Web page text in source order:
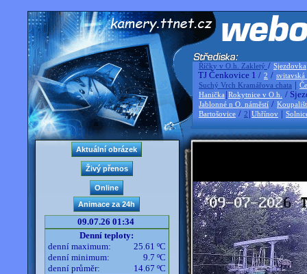
Říčky v O.h. Zakletý / Sjezdovka
TJ Čenkovice 1 / 2 / svitavská
Suchý Vrch Kramářova chata |
Hanička |Rokytnice v O.h. /
Jablonné n O. náměstí /
Bartošovice / 2 |Uhřínov |
09.07.26 01:34
Denní teploty:
denní maximum:
25.61 ºC
denní minimum:
9.7 ºC
denní průměr:
14.67 ºC